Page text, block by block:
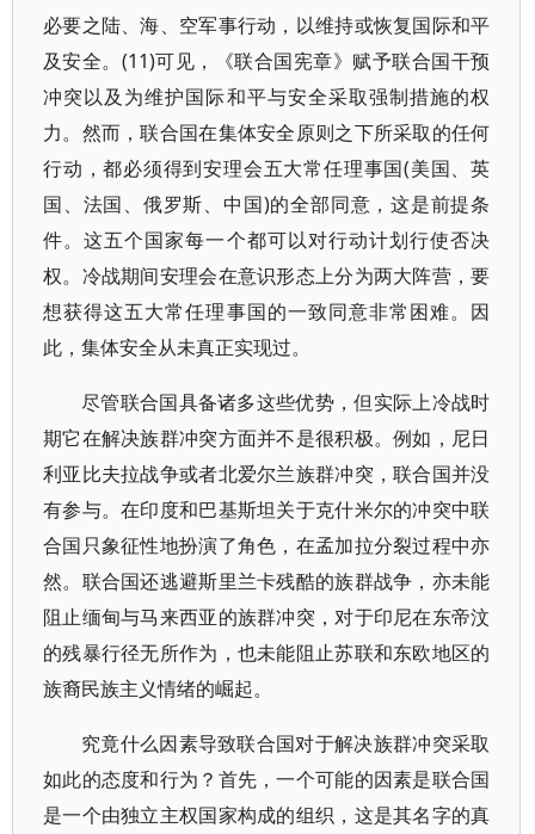
必要之陆、海、空军事行动，以维持或恢复国际和平
及安全。(11)可见，《联合国宪章》赋予联合国干预
冲突以及为维护国际和平与安全采取强制措施的权
力。然而，联合国在集体安全原则之下所采取的任何
行动，都必须得到安理会五大常任理事国(美国、英
国、法国、俄罗斯、中国)的全部同意，这是前提条
件。这五个国家每一个都可以对行动计划行使否决
权。冷战期间安理会在意识形态上分为两大阵营，要
想获得这五大常任理事国的一致同意非常困难。因
此，集体安全从未真正实现过。
尽管联合国具备诸多这些优势，但实际上冷战时
期它在解决族群冲突方面并不是很积极。例如，尼日
利亚比夫拉战争或者北爱尔兰族群冲突，联合国并没
有参与。在印度和巴基斯坦关于克什米尔的冲突中联
合国只象征性地扮演了角色，在孟加拉分裂过程中亦
然。联合国还逃避斯里兰卡残酷的族群战争，亦未能
阻止缅甸与马来西亚的族群冲突，对于印尼在东帝汶
的残暴行径无所作为，也未能阻止苏联和东欧地区的
族裔民族主义情绪的崛起。
究竟什么因素导致联合国对于解决族群冲突采取
如此的态度和行为？首先，一个可能的因素是联合国
是一个由独立主权国家构成的组织，这是其名字的真